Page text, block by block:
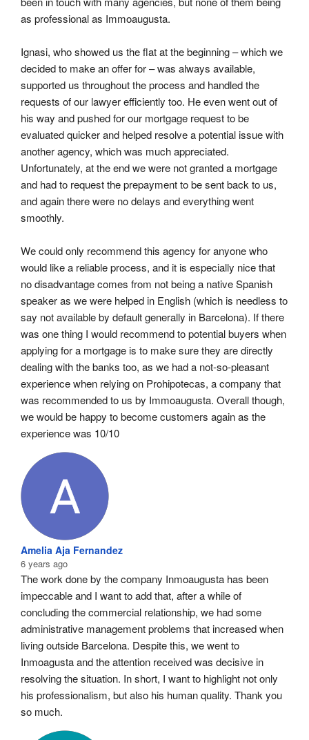
as professional as Immoaugusta.
Ignasi, who showed us the flat at the beginning – which we
decided to make an offer for – was always available,
supported us throughout the process and handled the
requests of our lawyer efficiently too. He even went out of
his way and pushed for our mortgage request to be
evaluated quicker and helped resolve a potential issue with
another agency, which was much appreciated.
Unfortunately, at the end we were not granted a mortgage
and had to request the prepayment to be sent back to us,
and again there were no delays and everything went
smoothly.
We could only recommend this agency for anyone who
would like a reliable process, and it is especially nice that
no disadvantage comes from not being a native Spanish
speaker as we were helped in English (which is needless to
say not available by default generally in Barcelona). If there
was one thing I would recommend to potential buyers when
applying for a mortgage is to make sure they are directly
dealing with the banks too, as we had a not-so-pleasant
experience when relying on Prohipotecas, a company that
was recommended to us by Immoaugusta. Overall though,
we would be happy to become customers again as the
experience was 10/10
Amelia Aja Fernandez
6 years ago
The work done by the company Inmoaugusta has been
impeccable and I want to add that, after a while of
concluding the commercial relationship, we had some
administrative management problems that increased when
living outside Barcelona. Despite this, we went to
Inmoagusta and the attention received was decisive in
resolving the situation. In short, I want to highlight not only
his professionalism, but also his human quality. Thank you
so much.